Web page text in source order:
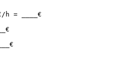
h = ____€